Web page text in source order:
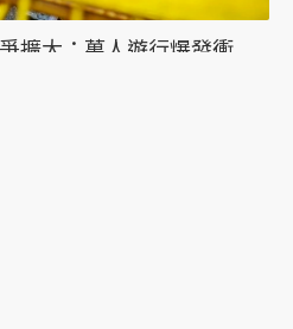
擴大：萬人遊行爆發衝